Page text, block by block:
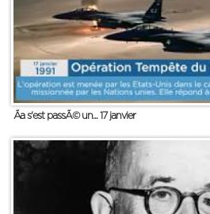
Ãa s'est passÃ© un... 17 janvier